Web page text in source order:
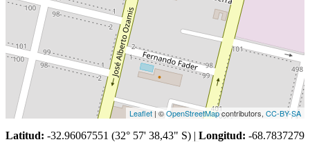
Leaflet| ©OpenStreetMapcontributors, CC-BY-SA
Latitud: -32.96067551 (32° 57' 38,43" S) | Longitud: -68.7837279